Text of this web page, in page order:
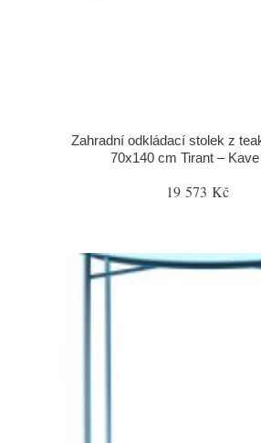
Zahradní odkládací stolek z
70x140 cm Tirant –
19 573 Kč